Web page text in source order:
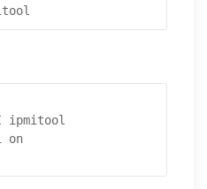
ipmitool
on